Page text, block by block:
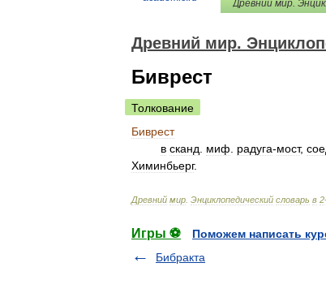
Древний мир.
Биврест
Толкование
Биврест
в сканд миф радуга-мост,
Химинбьерг.
Древний мир Энциклопедический словарь в 2
Игры ⚽
Поможем написать
Бибракта